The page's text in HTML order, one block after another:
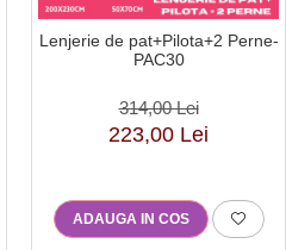
Lenjerie de pat+Pilota+2 Perne-
PAC30
314,00 Lei
223,00 Lei
ADAUGA IN COS